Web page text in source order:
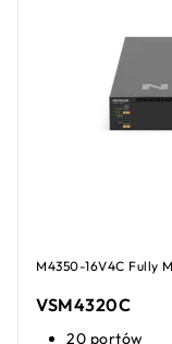
M4350-16V4C Fully
VSM4320C​​
20 portów